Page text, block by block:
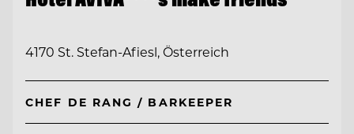
4170 St. Stefan-Afiesl, Österreich
CHEF DE RANG / BARKEEPER